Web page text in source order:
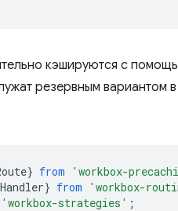
кэшируются с
резервным
} from 'workbox-
} from 'workbox-
'workbox-strategies' ;